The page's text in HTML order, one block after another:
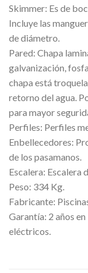
Skimmer: Es de
Incluye las
de diámetro.
Pared: Chapa
galvanización,
chapa está
retorno del agua.
para mayor
Perfiles: Perfiles
Enbellecedores:
de los pasamanos.
Escalera: Escalera
Peso: 334 Kg.
Fabricante:
Garantía: 2 años
eléctricos.